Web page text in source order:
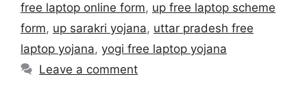
free laptop online form, up free laptop scheme
form, up sarakri yojana, uttar pradesh free
laptop yojana, yogi free laptop yojana
Leave a comment